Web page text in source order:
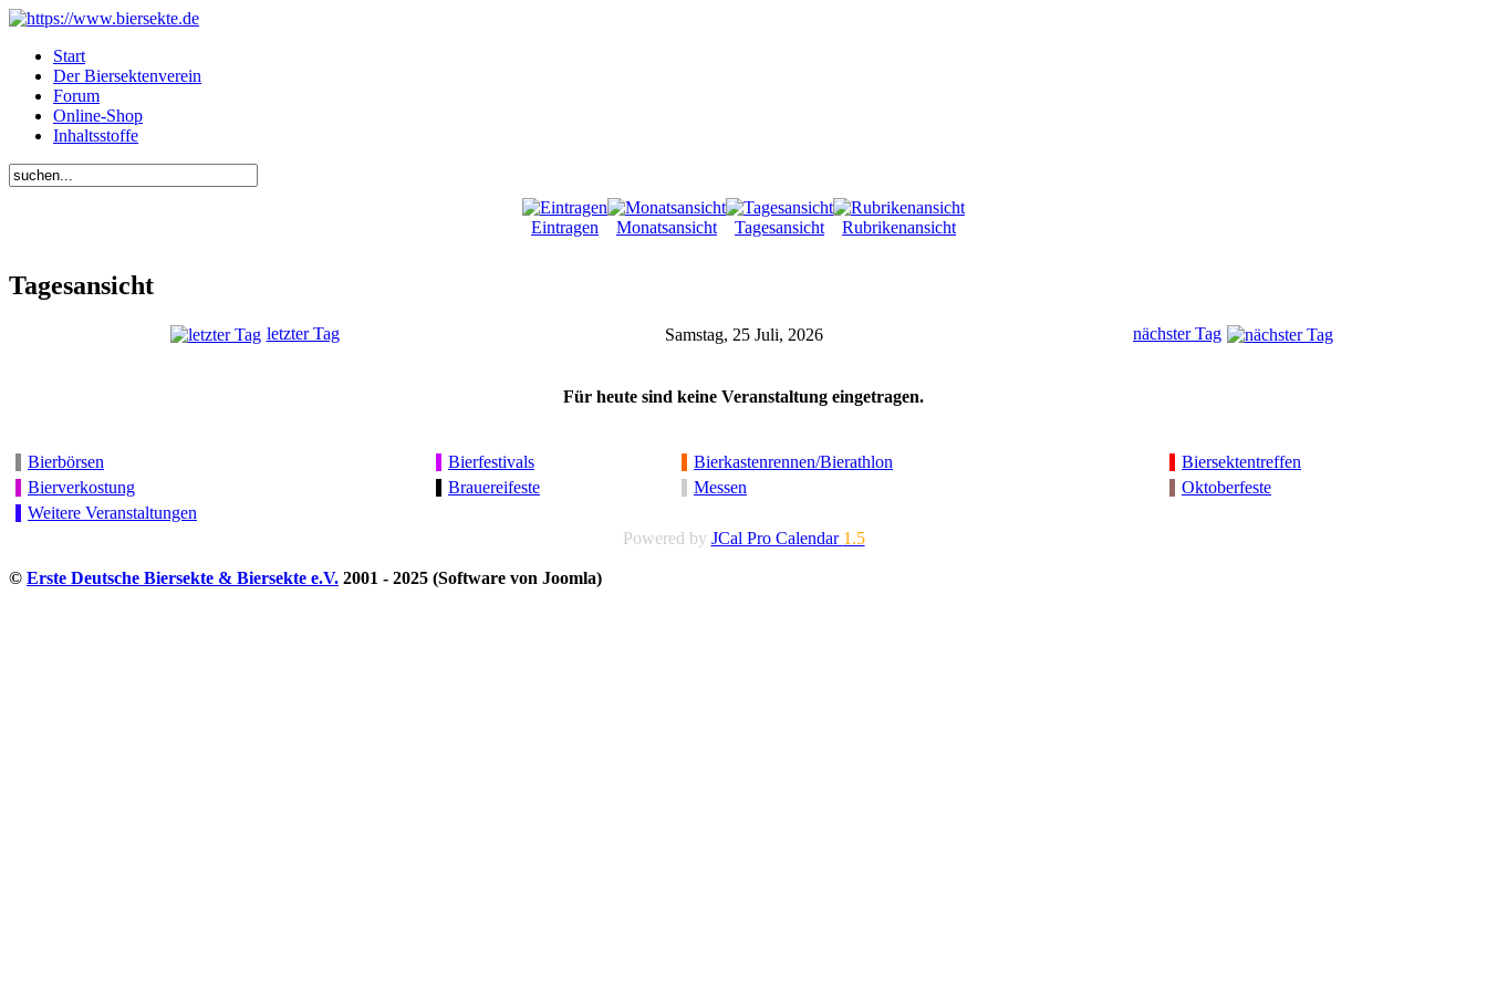
Start
Der Biersektenverein
Forum
Online-Shop
Inhaltsstoffe
Eintragen Monatsansicht Tagesansicht Rubrikenansicht
Tagesansicht
letzter Tag Samstag, 25 Juli, 2026 nächster Tag
Für heute sind keine Veranstaltung eingetragen.
Bierbörsen Bierfestivals Bierkastenrennen/Bierathlon
Biersektentreffen
Bierverkostung
Brauereifeste Messen
Oktoberfeste
Weitere Veranstaltungen
Powered by JCal Pro Calendar 1.5
© Erste Deutsche Biersekte & Biersekte e.V. 2001 - 2025 (Software von Joomla)